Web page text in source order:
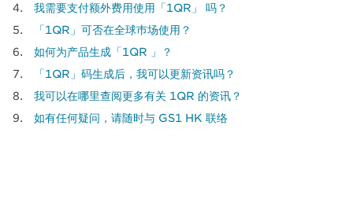
我需要支付额外费用使用「1QR」 吗？
「1QR」可否在全球巿场使用？
如何为产品生成「1QR 」？
「1QR」码生成后，我可以更新资讯吗？
我可以在哪里查阅更多有关 1QR 的资讯？
如有任何疑问，请随时与 GS1 HK 联络